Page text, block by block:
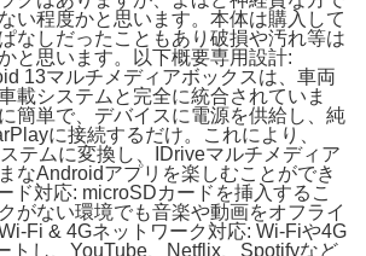
い程度かと思います。本体は購入して
なしだったこともあり破損や汚れ等は
と思います。以下概要専用設計:
13マルチメディアボックスは、車両
載システムと完全に統合されていま
簡単で、デバイスに電源を供給し、純
に接続するだけ。これにより、
テムに変換し、IDriveマルチメディア
なAndroidアプリを楽しむことができ
ド対応: microSDカードを挿入するこ
がない環境でも音楽や動画をオフライ
Fi & 4Gネットワーク対応: Wi-Fiや4G
トし、YouTube、Netflix、Spotifyなど